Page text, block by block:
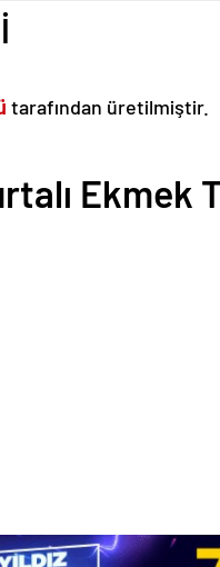
tarafından üretilmiştir.
Ekmek